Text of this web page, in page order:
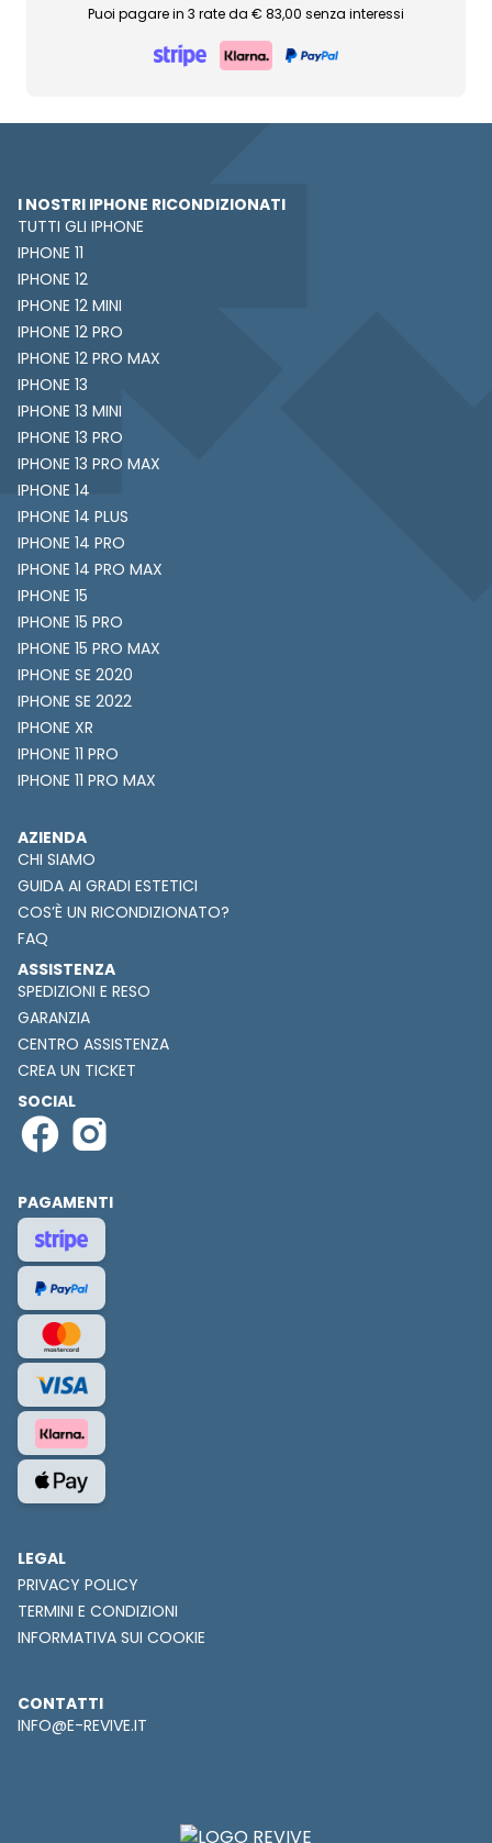
Puoi pagare in 3 rate da € 83,00 senza interessi
I NOSTRI IPHONE RICONDIZIONATI
TUTTI GLI IPHONE
IPHONE 11
IPHONE 12
IPHONE 12 MINI
IPHONE 12 PRO
IPHONE 12 PRO MAX
IPHONE 13
IPHONE 13 MINI
IPHONE 13 PRO
IPHONE 13 PRO MAX
IPHONE 14
IPHONE 14 PLUS
IPHONE 14 PRO
IPHONE 14 PRO MAX
IPHONE 15
IPHONE 15 PRO
IPHONE 15 PRO MAX
IPHONE SE 2020
IPHONE SE 2022
IPHONE XR
IPHONE 11 PRO
IPHONE 11 PRO MAX
AZIENDA
CHI SIAMO
GUIDA AI GRADI ESTETICI
COS’È UN RICONDIZIONATO?
FAQ
ASSISTENZA
SPEDIZIONI E RESO
GARANZIA
CENTRO ASSISTENZA
CREA UN TICKET
SOCIAL
PAGAMENTI
LEGAL
PRIVACY POLICY
TERMINI E CONDIZIONI
INFORMATIVA SUI COOKIE
CONTATTI
INFO@E-REVIVE.IT